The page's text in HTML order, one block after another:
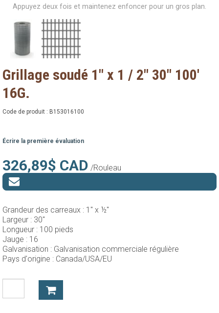
Appuyez deux fois et maintenez enfoncer pour un gros plan.
Grillage soudé 1" x 1 / 2" 30" 100'
16G.
Code de produit : B153016100
Écrire la première évaluation
326,89$ CAD /Rouleau
Grandeur des carreaux : 1" x ½"
Largeur : 30"
Longueur : 100 pieds
Jauge : 16
Galvanisation : Galvanisation commerciale régulière
Pays d'origine : Canada/USA/EU